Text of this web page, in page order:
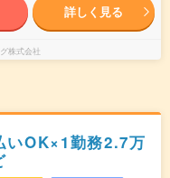
詳しく見る
株式会社
いOK×1勤務2.7万